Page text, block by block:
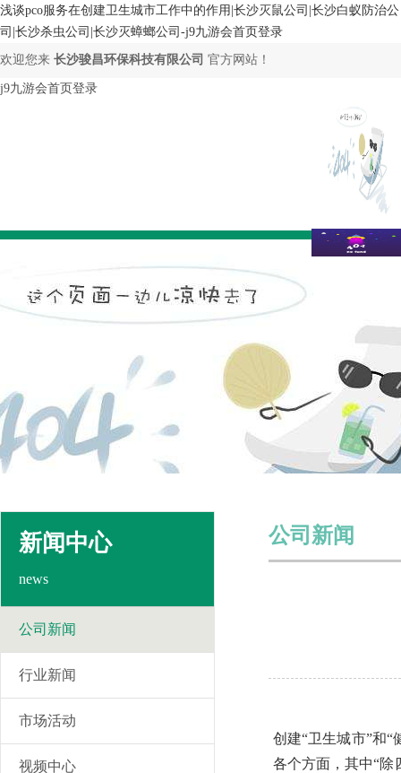
浅谈pco服务在创建卫生城市工作中的作用|长沙灭鼠公司|长沙白蚁防治公
司|长沙杀虫公司|长沙灭蟑螂公司-j9九游会首页登录
欢迎您来 长沙骏昌环保科技有限公司 官方网站！
j9九游会首页登录
新闻中心
news
公司新闻
行业新闻
市场活动
视频中心
公司新闻
创建“卫生城市”和
各个方面，其中“除